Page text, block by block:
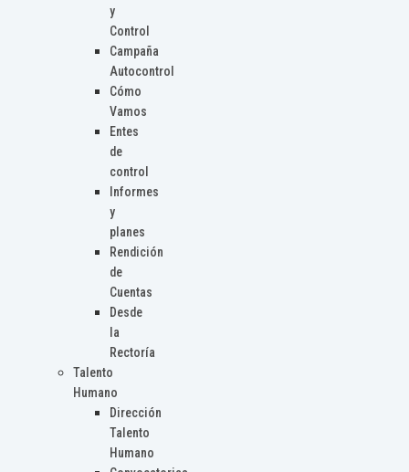
y
Control
Campaña
Autocontrol
Cómo
Vamos
Entes
de
control
Informes
y
planes
Rendición
de
Cuentas
Desde
la
Rectoría
Talento
Humano
Dirección
Talento
Humano